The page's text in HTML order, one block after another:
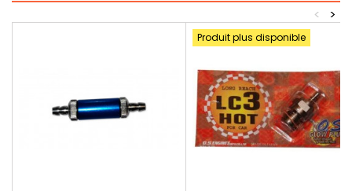
>
<
Produit plus disponible